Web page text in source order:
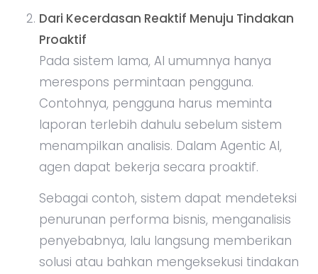
Dari Kecerdasan Reaktif Menuju Tindakan
Proaktif
Pada sistem lama, AI umumnya hanya
merespons permintaan pengguna.
Contohnya, pengguna harus meminta
laporan terlebih dahulu sebelum sistem
menampilkan analisis. Dalam Agentic AI,
agen dapat bekerja secara proaktif.
Sebagai contoh, sistem dapat mendeteksi
penurunan performa bisnis, menganalisis
penyebabnya, lalu langsung memberikan
solusi atau bahkan mengeksekusi tindakan